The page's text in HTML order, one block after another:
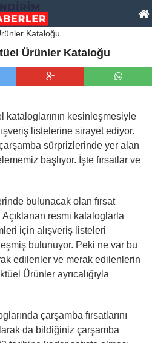
Ürünler Kataloğu
kataloglarının kesinleşmesiyle
listelerine sirayet ediyor.
sürprizlerinde yer alan
başlıyor. İşte fırsatlar ve
bulunacak olan fırsat
Açıklanan resmi kataloglarla
için alışveriş listeleri
bulunuyor. Peki ne var bu
edilenler ve merak edilenlerin
Ürünler ayrıcalığıyla
çarşamba fırsatlarını
da bildiğiniz çarşamba